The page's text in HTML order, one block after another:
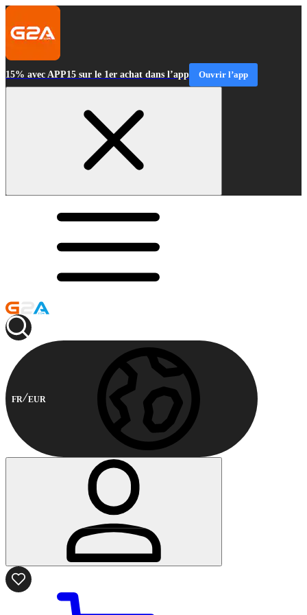
15% avec APP15 sur le 1er achat dans l’app Ouvrir l’app
FR EUR